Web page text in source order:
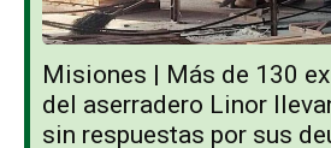
Misiones | Más de 130
del aserradero Linor
sin respuestas por sus